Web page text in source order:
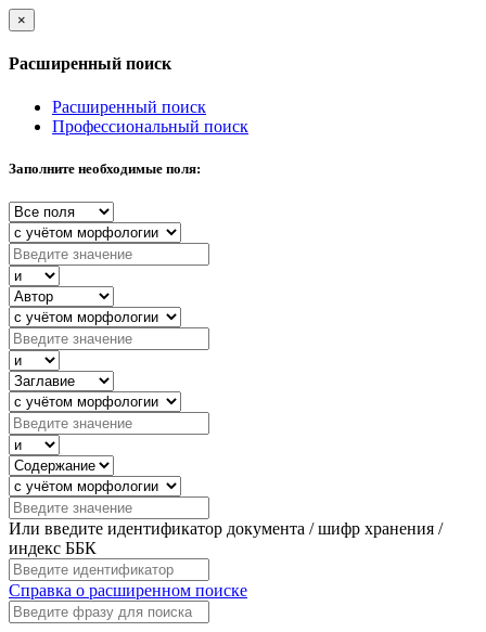
×
Расширенный поиск
Расширенный поиск
Профессиональный поиск
Заполните необходимые поля:
Или введите идентификатор документа / шифр хранения /
индекс ББК
Справка о расширенном поиске